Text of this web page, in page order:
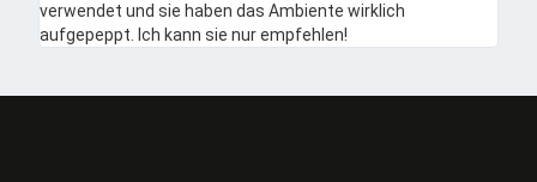
verwendet und sie haben das Ambiente wirklich
aufgepeppt. Ich kann sie nur empfehlen!